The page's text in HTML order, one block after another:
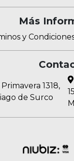
Más
y
1318,
de Surco